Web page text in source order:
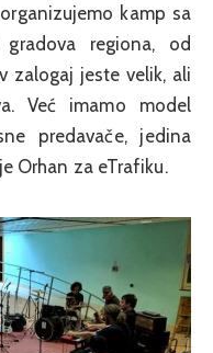
kamp sa
regiona, od
zalogaj jeste velik, ali
Već imamo model
predavače, jedina
Orhan za eTrafiku.